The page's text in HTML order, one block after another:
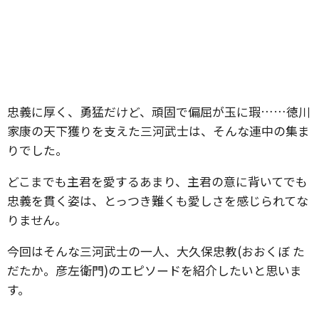
忠義に厚く、勇猛だけど、頑固で偏屈が玉に瑕……徳川
家康の天下獲りを支えた三河武士は、そんな連中の集ま
りでした。
どこまでも主君を愛するあまり、主君の意に背いてでも
忠義を貫く姿は、とっつき難くも愛しさを感じられてな
りません。
今回はそんな三河武士の一人、大久保忠教(おおくぼ た
だたか。彦左衛門)のエピソードを紹介したいと思いま
す。